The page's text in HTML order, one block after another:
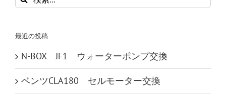
索
最近の投稿
N-BOX JF1 ウォーターポンプ交換
ベンツCLA180 セルモーター交換